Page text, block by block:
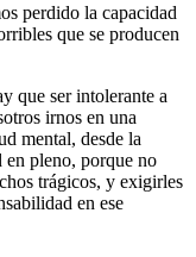
perdido la capacidad
que se producen
que ser intolerante a
irnos en una
mental, desde la
en pleno, porque no
trágicos, y exigirles
en ese